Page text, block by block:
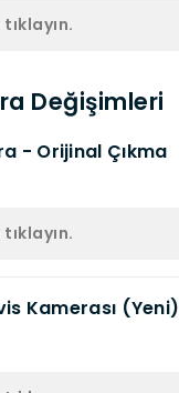
Değişimleri
- Orijinal Çıkma
Kamerası (Yeni)